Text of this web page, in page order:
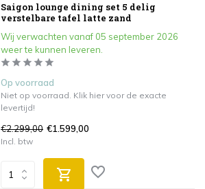
Saigon lounge dining set 5 delig
verstelbare tafel latte zand
Wij verwachten vanaf 05 september 2026
weer te kunnen leveren.
Op voorraad
Niet op voorraad. Klik hier voor de exacte
levertijd!
€2.299,00 €1.599,00
Incl. btw